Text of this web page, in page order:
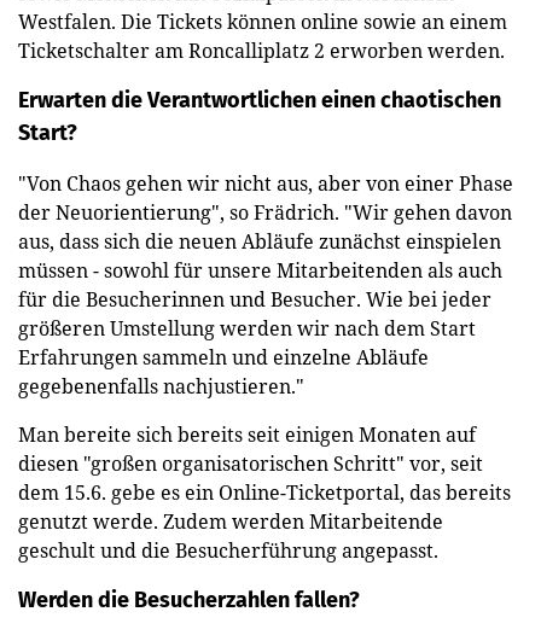
Westfalen. Die Tickets können online sowie an einem
Ticketschalter am Roncalliplatz 2 erworben werden.
Erwarten die Verantwortlichen einen chaotischen
Start?
"Von Chaos gehen wir nicht aus, aber von einer Phase
der Neuorientierung", so Frädrich. "Wir gehen davon
aus, dass sich die neuen Abläufe zunächst einspielen
müssen - sowohl für unsere Mitarbeitenden als auch
für die Besucherinnen und Besucher. Wie bei jeder
größeren Umstellung werden wir nach dem Start
Erfahrungen sammeln und einzelne Abläufe
gegebenenfalls nachjustieren."
Man bereite sich bereits seit einigen Monaten auf
diesen "großen organisatorischen Schritt" vor, seit
dem 15.6. gebe es ein Online-Ticketportal, das bereits
genutzt werde. Zudem werden Mitarbeitende
geschult und die Besucherführung angepasst.
Werden die Besucherzahlen fallen?